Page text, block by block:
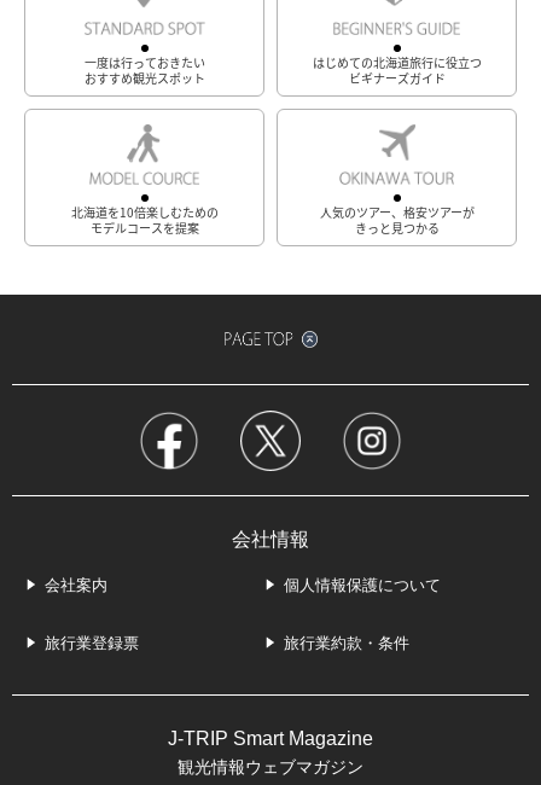
一度は行っておきたい
おすすめ観光スポット
はじめての北海道旅行に役立つ
ビギナーズガイド
北海道を10倍楽しむための
モデルコースを提案
人気のツアー、格安ツアーが
きっと見つかる
会社情報
会社案内 個人情報保護について
旅行業登録票 旅行業約款・条件
J-TRIP Smart Magazine
観光情報ウェブマガジン